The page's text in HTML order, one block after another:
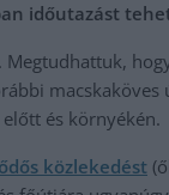
időutazást
macskaköves
és környékén.
közlekedést